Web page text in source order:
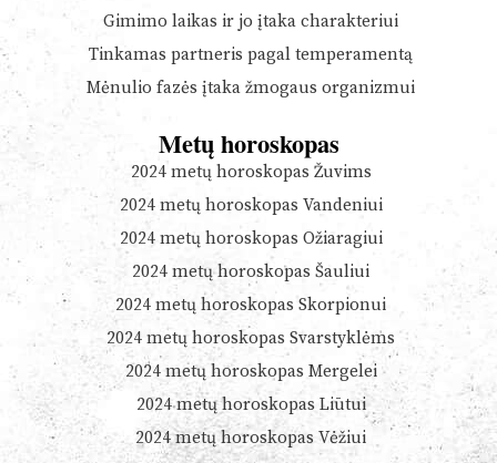
Gimimo laikas ir jo įtaka charakteriui
Tinkamas partneris pagal temperamentą
Mėnulio fazės įtaka žmogaus organizmui
Metų horoskopas
2024 metų horoskopas Žuvims
2024 metų horoskopas Vandeniui
2024 metų horoskopas Ožiaragiui
2024 metų horoskopas Šauliui
2024 metų horoskopas Skorpionui
2024 metų horoskopas Svarstyklėms
2024 metų horoskopas Mergelei
2024 metų horoskopas Liūtui
2024 metų horoskopas Vėžiui